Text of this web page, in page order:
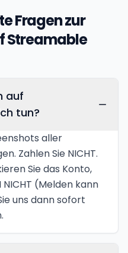
Fragen zur
Streamable
auf
tun?
aller
Zahlen Sie NICHT.
Sie das Konto,
(Melden kann
uns dann sofort